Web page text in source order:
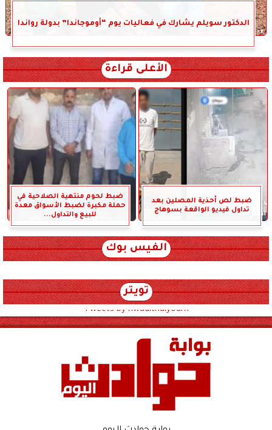
الدكتور سويلم يشارك في فعاليات يوم “أوموجاندا” بدولة رواندا
الأعلى قراءة
ضبط لص أحذية المصلين بعد
تداول فيديو الواقعة بسوهاج
ضبط لحوم منتهية الصلاحية في
حملة مكبرة لضبط الأسواق معدة
للبيع والتداول...
الفيس بوك
تويتر
Tweets by hwadithalyoum